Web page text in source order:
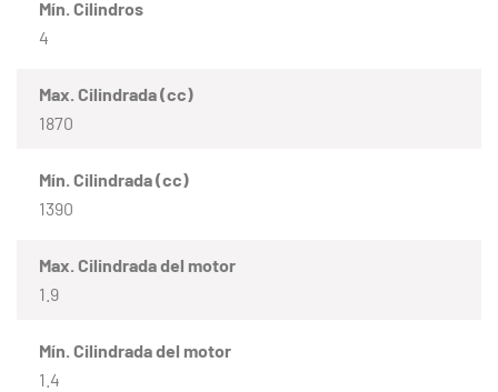
Mín. Cilindros
4
Max. Cilindrada (cc)
1870
Mín. Cilindrada (cc)
1390
Max. Cilindrada del motor
1.9
Mín. Cilindrada del motor
1.4